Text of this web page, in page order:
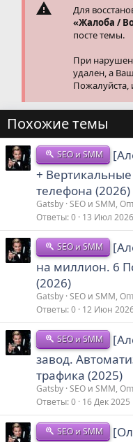
Для
«Жалоба /
посте темы.
При
удален, а
Пожалуйста,
Похожие темы
SEO и SMM
+
телефона (2026)
Gatsby SEO и SMM,
Ответы 0 13 Июл 2026
SEO и SMM
на миллион. 6
(2026)
Gatsby SEO и SMM,
Ответы 0 12 Июн
SEO и SMM
завод.
трафика (2025)
Gatsby SEO и SMM,
Ответы 0 16 Дек 2025
SEO и SMM